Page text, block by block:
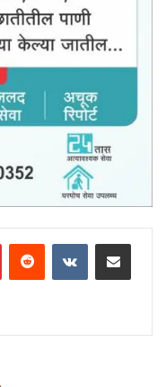
PinterestReddit VKontakteShare via Email